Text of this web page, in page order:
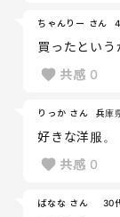
ちゃんりー さん
買ったという
共感 0
りっか さん 兵庫
好きな洋服。
共感 0
ばなな さん 30